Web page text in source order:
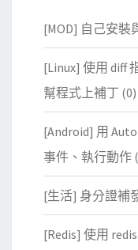
[MOD] 自己安裝
[Linux] 使用 diff
幫程式上補丁 (0)
[Android] 用
事件、執行動作
[生活] 身分證補
[Redis] 使用